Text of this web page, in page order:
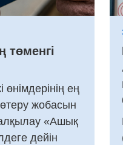
төменгі
өнімдерінің ең
жобасын
«Ашық
дейін